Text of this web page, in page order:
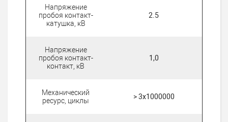
Напряжение
пробоя контакт-
катушка, кВ
2.5
Напряжение
пробоя контакт-
контакт, кВ
1,0
Механический
ресурс, циклы
> 3х1000000